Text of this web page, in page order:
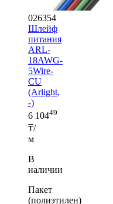
026354
Шлейф
питания
ARL-
18AWG-
5Wire-
CU
(Arlight,
-)
6 10449
₸/
м
В
наличии
Пакет
(полиэтилен)